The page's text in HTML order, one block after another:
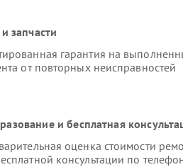
запчасти
гарантия на
от повторных неисправностей
и бесплатная
оценка стоимости
консультации по